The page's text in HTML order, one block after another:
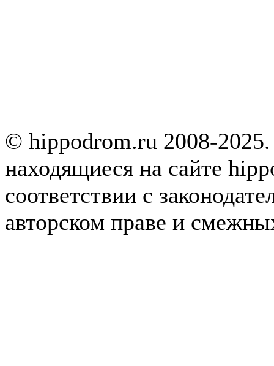
© hippodrom.ru 2008-
находящиеся на сайте
соответствии с
авторском праве и